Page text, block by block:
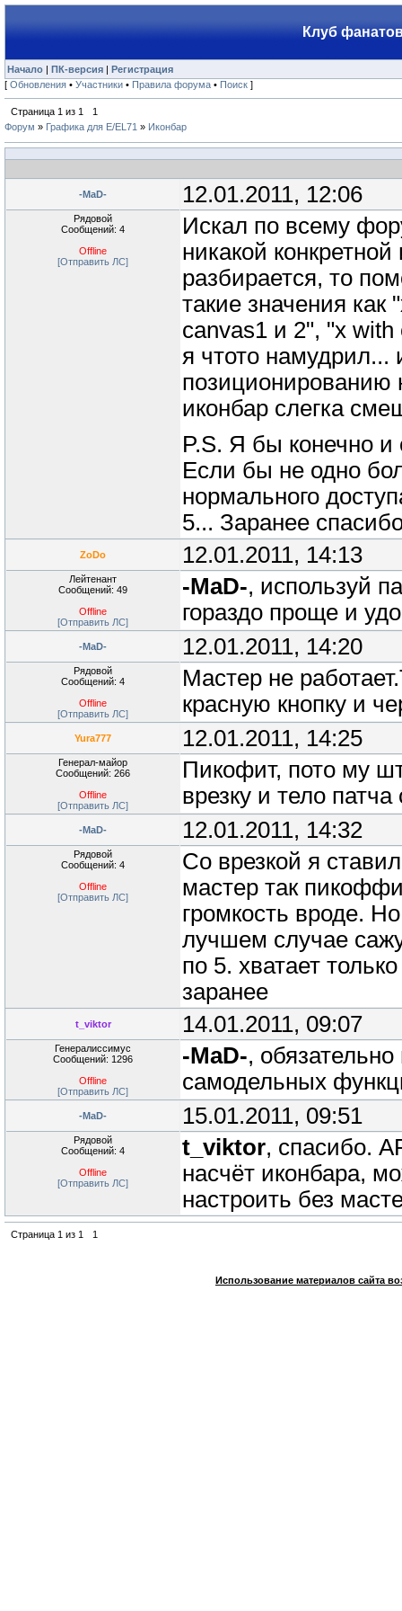
Клуб
Начало | ПК-версия | Регистрация
[ Обновления • Участники • Правила форума • Поиск ]
Страница 1 из 1
1
Форум » Графика для E/EL71 » Иконбар
-MaD- 12.01.2011, 12:06
Рядовой
Сообщений: 4
Offline
[Отправить ЛС]
Искал по всему
никакой
разбирается, то
такие значения
canvas1 и 2", "x
я чтото намудрил...
позиционированию
иконбар слегка
P.S. Я бы конечно и
Если бы не одно
нормального
5... Заранее
ZoDo 12.01.2011, 14:13
Лейтенант
Сообщений: 49
Offline
[Отправить ЛС]
-MaD-, используй
гораздо проще и
-MaD- 12.01.2011, 14:20
Рядовой
Сообщений: 4
Offline
[Отправить ЛС]
Мастер не
красную кнопку и
Yura777 12.01.2011, 14:25
Генерал-майор
Сообщений: 266
Offline
[Отправить ЛС]
Пикофит, пото му
врезку и тело
-MaD- 12.01.2011, 14:32
Рядовой
Сообщений: 4
Offline
[Отправить ЛС]
Со врезкой я
мастер так
громкость вроде.
лучшем случае
по 5. хватает
заранее
t_viktor 14.01.2011, 09:07
Генералиссимус
Сообщений: 1296
Offline
[Отправить ЛС]
-MaD-,
самодельных
-MaD- 15.01.2011, 09:51
Рядовой
Сообщений: 4
Offline
[Отправить ЛС]
t_viktor, спасибо.
насчёт иконбара,
настроить без
Страница 1 из 1 1
Использование материалов сайта